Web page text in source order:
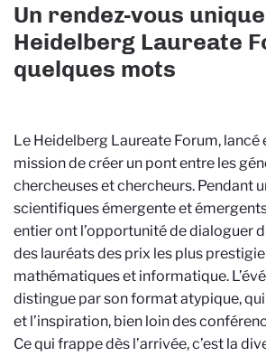
Un rendez-vous
Heidelberg Laureate
quelques mots
Le Heidelberg Laureate Forum, lancé
mission de créer un pont entre les
chercheuses et chercheurs. Pendant
scientifiques émergente et
entier ont l’opportunité de dialoguer
des lauréats des prix les plus
mathématiques et informatique.
distingue par son format atypique,
et l’inspiration, bien loin des
Ce qui frappe dès l’arrivée, c’est la